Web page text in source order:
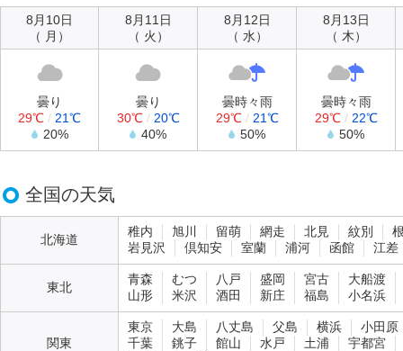
8月10日
（ 月）
8月11日
（ 火）
8月12日
（ 水）
8月13日
（ 木）
曇り
29℃ / 21℃
20%
曇り
30℃/ 20℃
40%
曇時々雨
29℃/ 21℃
50%
曇時々雨
29℃/ 22℃
50%
全国の天気
北海道
稚内 旭川 留萌 網走 北見 紋別
岩見沢
倶知安 室蘭 浦河 函館 江差
東北
青森 むつ 八戸 盛岡 宮古
大船渡
山形
米沢 酒田 新庄 福島 小名浜
関東
東京 大島 八丈島 父島 横浜
小田原
千葉
銚子 館山 水戸 土浦
宇都宮